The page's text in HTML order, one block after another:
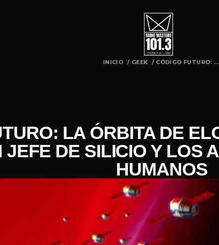
INICIO / GEEK / CÓDIGO FUTURO: ...
LA ÓRBITA DE
JEFE DE SILICIO Y LOS
HUMANOS